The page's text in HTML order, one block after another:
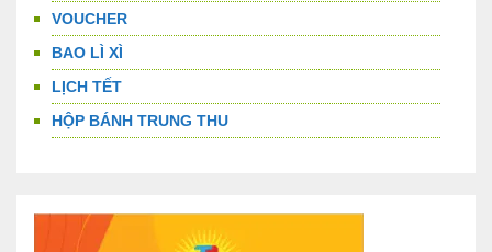
VOUCHER
BAO LÌ XÌ
LỊCH TẾT
HỘP BÁNH TRUNG THU